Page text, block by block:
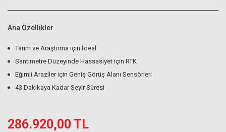
Ana Özellikler
Tarım ve Araştırma için İdeal
Santimetre Düzeyinde Hassasiyet için RTK
Eğimli Araziler için Geniş Görüş Alanı Sensörleri
43 Dakikaya Kadar Seyir Süresi
286.920,00 TL